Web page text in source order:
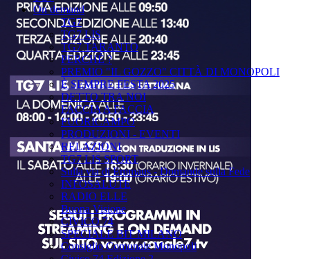
On demand
TG7
TG7 LIS
TG7 TARANTO
PERCHÉ ?
PREMIO "IL GOZZO" CITTÀ DI MONOPOLI
È SEMPRE FESTA 2025
DETTO TRA NOI
FACCIA A FACCIA
FUORICAMPO
PRODUZIONI - EVENTI
RELAZIONI
TG7 LIS SPORT
Sulla via di Emmaus - Domande sulla Fede
INFOSALUTE
RADIO ELLE
Buona Visione
CIVICO 74
SPECIALE BIT MILANO
Consiglio Comunale Monopoli